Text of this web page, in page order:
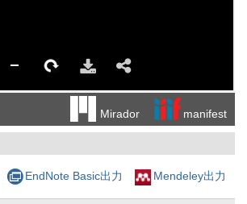
Mirador manifest
EndNote Basic出力 Mendeley出力